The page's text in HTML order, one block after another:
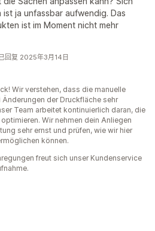
ja unfassbar aufwendig. Das
ist im Moment nicht mehr
回复 2025年3月14日
Wir verstehen, dass die manuelle
der Druckfläche sehr
Team arbeitet kontinuierlich daran, die
Wir nehmen dein Anliegen
sehr ernst und prüfen, wie wir hier
können.
freut sich unser Kundenservice